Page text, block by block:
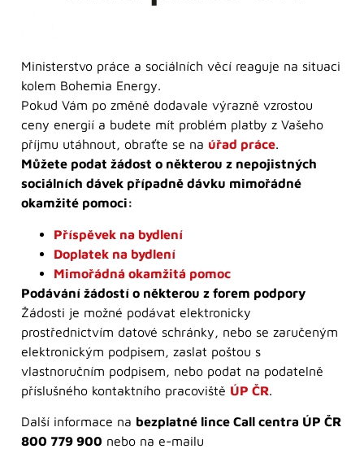
Ministerstvo práce a sociálních věcí reaguje na situaci
kolem Bohemia Energy.
Pokud Vám po změně dodavale výrazně vzrostou
ceny energií a budete mít problém platby z Vašeho
příjmu utáhnout, obraťte se na úřad práce.
Můžete podat žádost o některou z nepojistných
sociálních dávek případně dávku mimořádné
okamžité pomoci:
Příspěvek na bydlení
Doplatek na bydlení
Mimořádná okamžitá pomoc
Podávání žádostí o některou z forem podpory
Žádosti je možné podávat elektronicky
prostřednictvím datové schránky, nebo se zaručeným
elektronickým podpisem, zaslat poštou s
vlastnoručním podpisem, nebo podat na podatelně
příslušného kontaktního pracoviště ÚP ČR
Další informace na bezplatné lince Call centra ÚP ČR
800 779 900 nebo na e-mailu